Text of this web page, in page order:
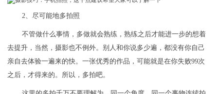
2、尽可能地多拍照
不管做什么事情，多做就会熟练，熟练之后才能进一步的想着
去提升，当然，摄影也不例外。别人和你说多少遍，都没有你自己
亲自去体验一遍来的快。一张优秀的作品，可能就是在你失败99次
之后，才得来的。所以，多拍吧。